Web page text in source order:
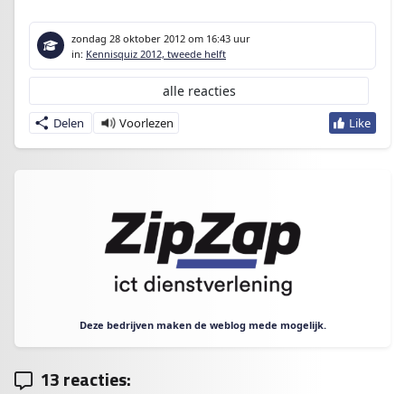
zondag 28 oktober 2012 om 16:43 uur
in: Kennisquiz 2012, tweede helft
Delen
alle reacties
Deze bedrijven maken de weblog mede mogelijk.
13 reacties: